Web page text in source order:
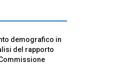
demografico in
del rapporto